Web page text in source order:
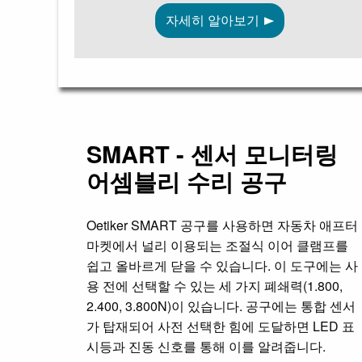
자세히 알아보기
SMART - 센서 모니터링
어셈블리 수리 공구
Oetiker SMART 공구를 사용하면 자동차 애프터
마켓에서 널리 이용되는 조절식 이어 클램프를
쉽고 올바르게 닫을 수 있습니다. 이 도구에는 사
용 전에 선택할 수 있는 세 가지 폐쇄력(1.800,
2.400, 3.800N)이 있습니다. 공구에는 통합 센서
가 탑재되어 사전 선택한 힘에 도달하면 LED 표
시등과 진동 신호를 통해 이를 알려줍니다.